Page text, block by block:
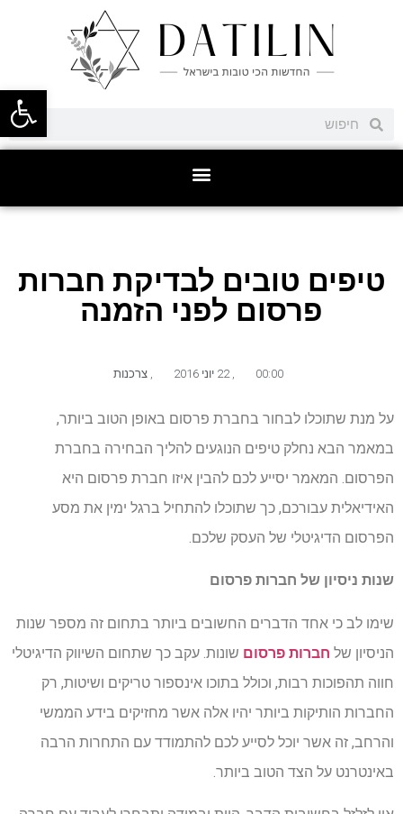
פתח
טיפים טובים לבדיקת חברות
פרסום לפני הזמנה
00:00
, 22 יוני 2016 , צרכנות
על מנת שתוכלו לבחור בחברת פרסום באופן הטוב ביותר,
במאמר הבא נחלק טיפים הנוגעים להליך הבחירה בחברת
הפרסום. המאמר יסייע לכם להבין איזו חברת פרסום היא
האידיאלית עבורכם, כך שתוכלו להתחיל ברגל ימין את מסע
הפרסום הדיגיטלי של העסק שלכם.
שנות ניסיון של חברות פרסום
שימו לב כי אחד הדברים החשובים ביותר בתחום זה מספר שנות
הניסיון של חברות פרסום שונות. עקב כך שתחום השיווק הדיגיטלי
חווה תהפוכות רבות, וכולל בתוכו אינספור טריקים ושיטות, רק
החברות הותיקות ביותר יהיו אלה אשר מחזיקים בידע הממשי
והרחב, זה אשר יוכל לסייע לכם להתמודד עם התחרות הרבה
באינטרנט על הצד הטוב ביותר.